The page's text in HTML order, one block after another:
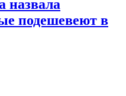
назвала
подешевеют в